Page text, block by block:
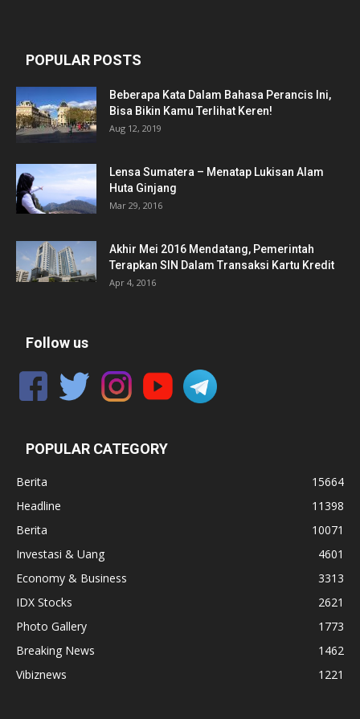
POPULAR POSTS
Beberapa Kata Dalam Bahasa Perancis Ini,
Bisa Bikin Kamu Terlihat Keren!
Aug 12, 2019
Lensa Sumatera – Menatap Lukisan Alam
Huta Ginjang
Mar 29, 2016
Akhir Mei 2016 Mendatang, Pemerintah
Terapkan SIN Dalam Transaksi Kartu Kredit
Apr 4, 2016
Follow us
POPULAR CATEGORY
Berita
15664
Headline
11398
Berita
10071
Investasi & Uang
4601
Economy & Business
3313
IDX Stocks
2621
Photo Gallery
1773
Breaking News
1462
Vibiznews
1221